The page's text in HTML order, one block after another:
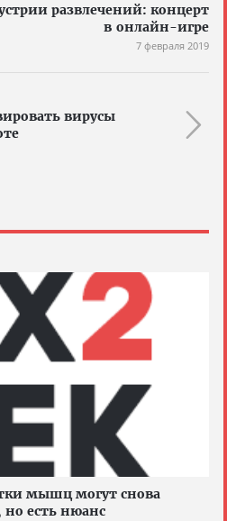
развлечений: концерт
в онлайн-игре
7 февраля 2019
вирусы
мышц могут снова
но есть нюанс